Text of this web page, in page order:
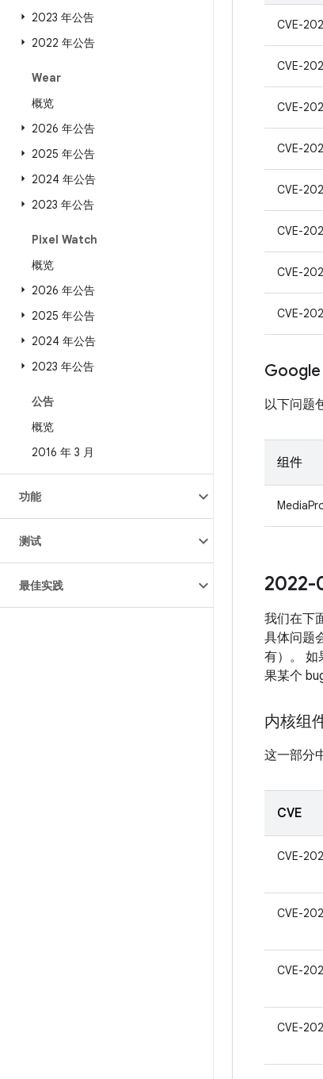
2023 年公告
2022 年公告
Wear
概览
2026 年公告
2025 年公告
2024 年公告
2023 年公告
Pixel Watch
概览
2026 年公告
2025 年公告
2024 年公告
2023 年公告
公告
概览
2016 年 3 月
功能
测试
最佳实践
CVE-
CVE-
CVE-
CVE-
CVE-
CVE-
CVE-
CVE-
Google
以下问题
组件
2022-
我们在下
具体问题
有）。 如
果某个
内核组
这一部分
CVE
CVE-
CVE-
CVE-
CVE-